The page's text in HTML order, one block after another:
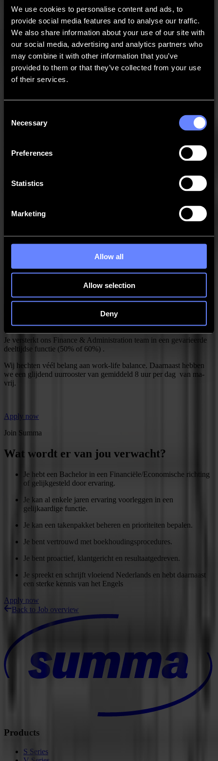
We use cookies to personalise content and ads, to
provide social media features and to analyse our traffic.
We also share information about your use of our site with
our social media, advertising and analytics partners who
may combine it with other information that you’ve
provided to them or that they’ve collected from your use
of their services.
Selection
Necessary
Preferences
Statistics
Marketing
Allow all
Allow selection
Deny
Contact
Go back
News JobsMySumma
GISTEL
Je zorgt voor de input van aankoopfacturen in het ERP
Je zorgt voor de controle van de facturen via Peppol en het
Je volgt de openstaande klanten nauwgezet op
Apply now
bedrijven en mensen helpt hun toepassingen volgens de hoogste
normen af te werken. Bedrijven van over de hele wereld gebruiken
display-, kleding- en verpakkingsindustrie. En daar kan jij deel van
uit maken!
Je versterkt ons Finance & Administration team in een gevarieerde
deeltijdse functie (50% of 60%) .
Wij hechten véél belang aan work-life balance. Daarnaast hebben
we een glijdend uurrooster van gemiddeld 8 uur per dag van ma-
vrij.
Apply now
Join Summa
Wat wordt er van jou verwacht?
Je hebt een Bachelor in een Financiële/Economische richting
of gelijkgesteld door ervaring.
Je kan al enkele jaren ervaring voorleggen in een
gelijkaardige functie.
Je kan een takenpakket beheren en prioriteiten bepalen.
Je bent vertrouwd met boekhoudingsprocedures.
Je bent proactief, klantgericht en resultaatgedreven.
Je spreekt en schrijft vloeiend Nederlands en hebt daarnaast
een sterke kennis van het Engels
Apply now
Back to Job overview
Products
S Series